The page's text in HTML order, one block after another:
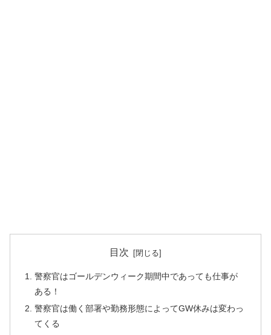
目次
警察官はゴールデンウィーク期間中であっても仕事が
ある！
警察官は働く部署や勤務形態によってGW休みは変わっ
てくる